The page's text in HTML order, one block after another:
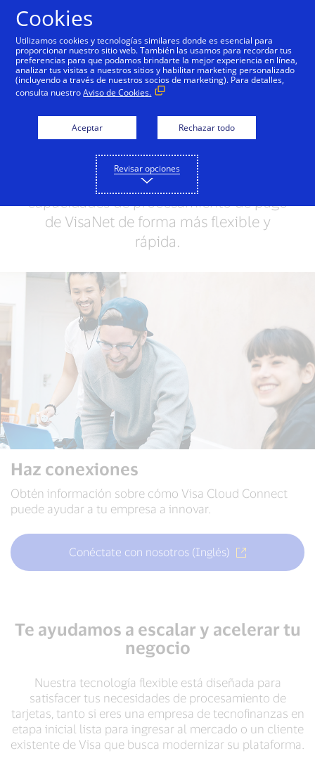
VisaNet Visa Cloud Connect VisaNet + AI
Visa Cloud Connect
Visa Cloud Connect te conecta a VisaNet
con tu infraestructura basada en la nube.
Accede a las potentes y seguras
capacidades de procesamiento de pago
de VisaNet de forma más flexible y
rápida.
Haz conexiones
Obtén información sobre cómo Visa Cloud Connect
puede ayudar a tu empresa a innovar.
Conéctate con nosotros (Inglés)
Te ayudamos a escalar y acelerar tu
negocio
Nuestra tecnología flexible está diseñada para
satisfacer tus necesidades de procesamiento de
tarjetas, tanto si eres una empresa de tecnofinanzas en
etapa inicial lista para ingresar al mercado o un cliente
existente de Visa que busca modernizar su plataforma.
Cookies
Utilizamos cookies y tecnologías similares donde es esencial para
proporcionar nuestro sitio web. También las usamos para recordar tus
preferencias para que podamos brindarte la mejor experiencia en línea,
analizar tus visitas a nuestros sitios y habilitar marketing personalizado
(incluyendo a través de nuestros socios de marketing). Para detalles,
consulta nuestroAviso de Cookies.
Aceptar Rechazar todo
Revisar opciones